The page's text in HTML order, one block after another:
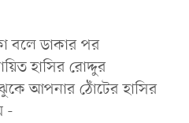
বলে ডাকার পর
হাসির রোদ্দুর
আপনার ঠোঁটের হাসির
-